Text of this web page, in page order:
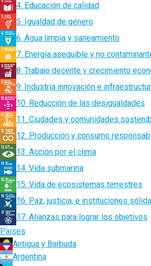
4. Educación de calidad
5. Igualdad de género
6. Agua limpia y saneamiento
7. Energía asequible y no
8. Trabajo decente y crecimiento
9. Industria innovación e
10. Reducción de las desigualdades
11. Ciudades y comunidades
12. Producción y consumo
13. Acción por el clima
14. Vida submarina
15. Vida de ecosistemas terrestres
16. Paz, justicia, e instituciones
17. Alianzas para lograr los objetivos
Países
Antigua y Barbuda
Argentina